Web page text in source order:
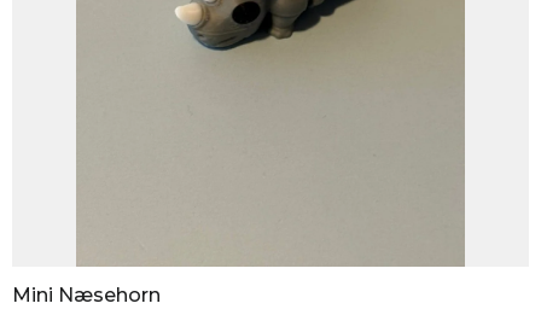
Mini Næsehorn